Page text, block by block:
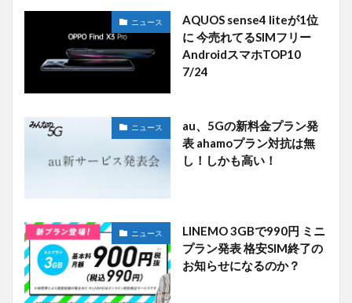
ニュース
AQUOS sense4 liteが1位
に 今売れてるSIMフリー
AndroidスマホTOP10
7/24
ニュース
au、5Gの新料金プラン発
表 ahamoプラン対抗は無
し！しかも高い！
ニュース
LINEMO 3GBで990円 ミニ
プラン発表 格安SIM終了の
お知らせになるのか？